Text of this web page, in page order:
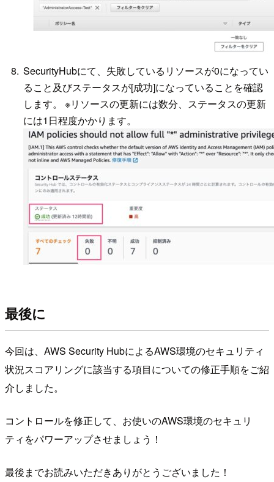
SecurityHubにて、失敗しているリソースが0になってい
ること及びステータスが[成功]になっていることを確認
します。 ※リソースの更新には数分、ステータスの更新
には1日程度かかります。
最後に
今回は、AWS Security HubによるAWS環境のセキュリティ
状況スコアリングに該当する項目についての修正手順をご紹
介しました。
コントロールを修正して、お使いのAWS環境のセキュリ
ティをパワーアップさせましょう！
最後までお読みいただきありがとうございました！